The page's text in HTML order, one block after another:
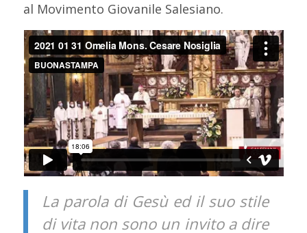
al Movimento Giovanile Salesiano.
La parola di Gesù ed il suo stile
di vita non sono un invito a dire